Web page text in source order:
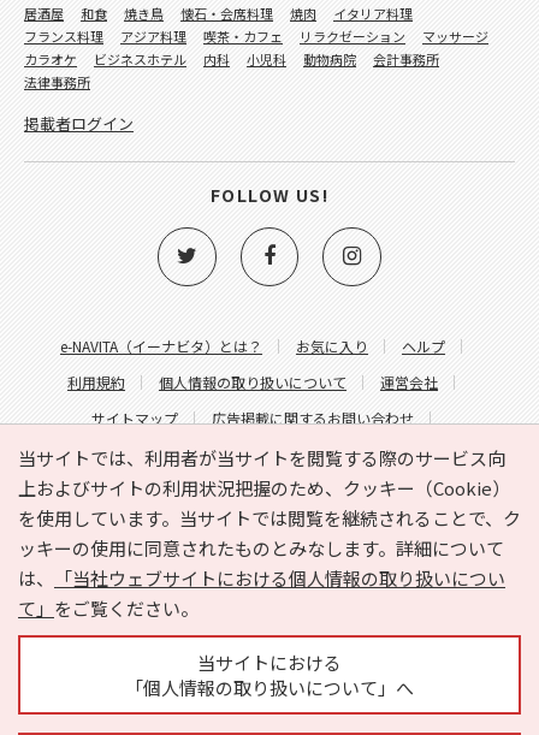
当サイトでは、利用者が当サイトを閲覧する際のサービス向
上およびサイトの利用状況把握のため、クッキー（Cookie）
を使用しています。当サイトでは閲覧を継続されることで、ク
ッキーの使用に同意されたものとみなします。詳細について
は、
「当社ウェブサイトにおける個人情報の取り扱いについ
て」 をご覧ください。
当サイトにおける
「個人情報の取り扱いについて」へ
e-NAVITA（イーナビタ）とは？ お気に入り
ヘルプ
利用規約
個人情報の取り扱いについて
運営会社
サイトマップ
広告掲載に関するお問い合わせ
サイトの内容に関するお問い合わせ
居酒屋 和食 焼き鳥 懐石・会席料理 焼肉
イタリア料理
フランス料理
アジア料理 喫茶・カフェ リラクゼーション
マッサージ
カラオケ
ビジネスホテル 内科 小児科 動物病院
会計事務所
法律事務所
掲載者ログイン
FOLLOW US!
Copyright © HYOJITO.Co.,Ltd. All Rights Reserved.